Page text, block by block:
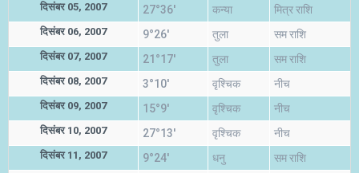
दिसंबर 05, 2007 27°36' कन्या मित्र राशि
दिसंबर 06, 2007 9°26' तुला सम राशि
दिसंबर 07, 2007 21°17' तुला सम राशि
दिसंबर 08, 2007 3°10' वृश्चिक नीच
दिसंबर 09, 2007 15°9' वृश्चिक नीच
दिसंबर 10, 2007 27°13' वृश्चिक नीच
दिसंबर 11, 2007 9°24' धनु सम राशि